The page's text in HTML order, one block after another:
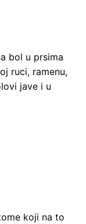
bol u prsima
ruci, ramenu,
jave i u
koji na to